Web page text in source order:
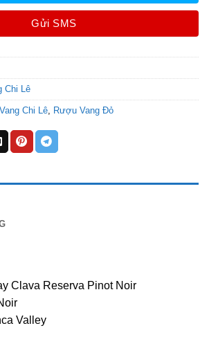
Gửi SMS
Chi Lê
Chi Lê, Rượu Vang Đỏ
Clava Reserva Pinot Noir
Valley